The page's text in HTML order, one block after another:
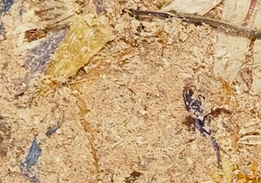
matériau durable par Julien Coutureau
Design Studio